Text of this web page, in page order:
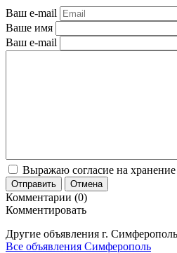
Ваш e-mail
Ваше имя
Ваш e-mail
Выражаю согласие на
Отправить Отмена
Комментарии (0)
Комментировать
Другие объявления г. Симферополь
Все объявления Симферополь